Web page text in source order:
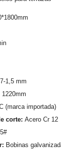
1,5 mm
1220mm
(marca importada)
corte: Acero Cr 12
Bobinas